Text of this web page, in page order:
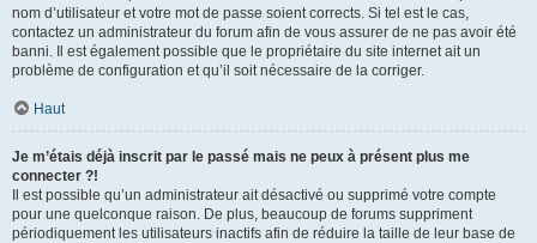
nom d’utilisateur et votre mot de passe soient corrects. Si tel est le cas,
contactez un administrateur du forum afin de vous assurer de ne pas avoir été
banni. Il est également possible que le propriétaire du site internet ait un
problème de configuration et qu’il soit nécessaire de la corriger.
Haut
Je m’étais déjà inscrit par le passé mais ne peux à présent plus me
connecter ?!
Il est possible qu’un administrateur ait désactivé ou supprimé votre compte
pour une quelconque raison. De plus, beaucoup de forums suppriment
périodiquement les utilisateurs inactifs afin de réduire la taille de leur base de